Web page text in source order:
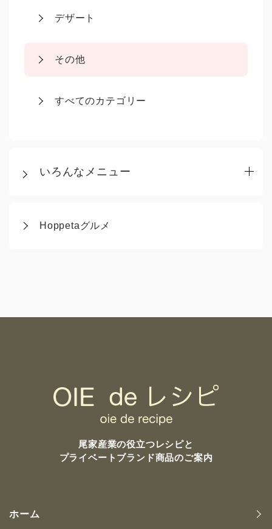
デザート
その他
すべてのカテゴリー
いろんなメニュー
Hoppetaグルメ
尾家産業の役立つレシピと
プライベートブランド商品のご案内
ホーム